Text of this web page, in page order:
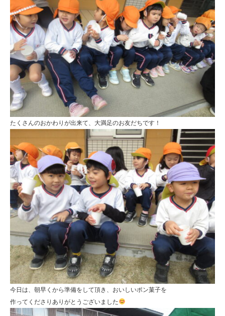
たくさんのおかわりが出来て、大満足のお友だちです！
今日は、朝早くから準備をして頂き、おいしいポン菓子を
作ってくださりありがとうございました